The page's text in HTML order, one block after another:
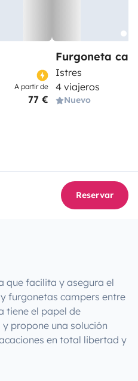
A partir de
77 €
Furgoneta
Istres
4 viajeros
Nuevo
Reservar
que facilita y asegura el
furgonetas campers entre
tiene el papel de
propone una solución
en total libertad y